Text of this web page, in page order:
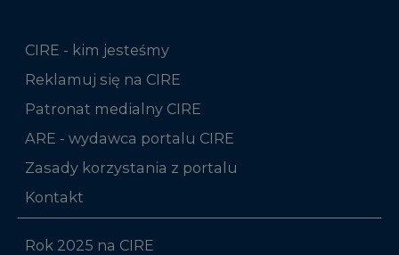
CIRE - kim jesteśmy
Reklamuj się na CIRE
Patronat medialny CIRE
ARE - wydawca portalu CIRE
Zasady korzystania z portalu
Kontakt
Rok 2025 na CIRE